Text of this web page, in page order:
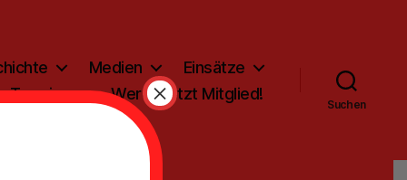
Medien
Einsätze
Termine Werde jetzt Mitglied!
Suchen
×